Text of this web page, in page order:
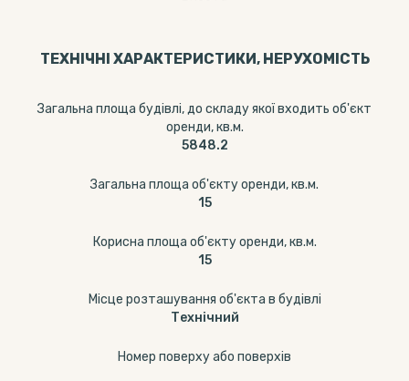
ТЕХНІЧНІ ХАРАКТЕРИСТИКИ, НЕРУХОМІСТЬ
Загальна площа будівлі, до складу якої входить об'єкт
оренди, кв.м.
5848.2
Загальна площа об'єкту оренди, кв.м.
15
Корисна площа об'єкту оренди, кв.м.
15
Місце розташування об'єкта в будівлі
Технічний
Номер поверху або поверхів